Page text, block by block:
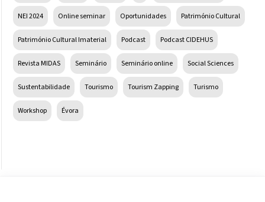
NEI 2024 Online seminar Oportunidades Património Cultural
Património Cultural Imaterial Podcast Podcast CIDEHUS
Revista MIDAS Seminário Seminário online Social Sciences
Sustentabilidade Tourismo Tourism Zapping Turismo
Workshop Évora